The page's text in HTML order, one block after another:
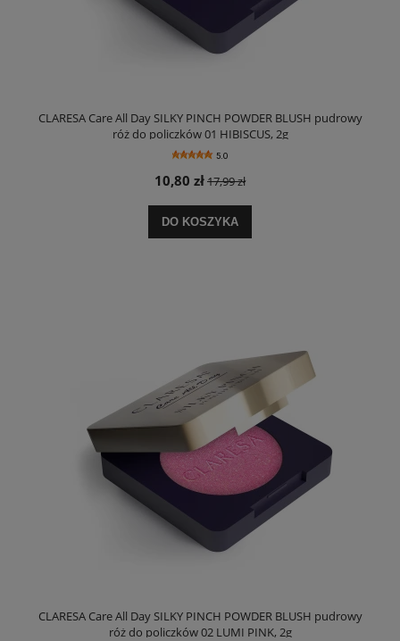
CLARESA Care All Day SILKY PINCH POWDER BLUSH pudrowy
róż do policzków 01 HIBISCUS, 2g
5.0
10,80 zł17,99 zł
DO KOSZYKA
CLARESA Care All Day SILKY PINCH POWDER BLUSH pudrowy
róż do policzków 02 LUMI PINK, 2g